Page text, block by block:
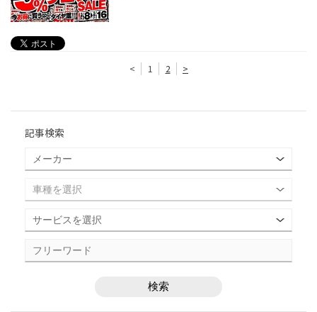
< 1 2 >
記事検索